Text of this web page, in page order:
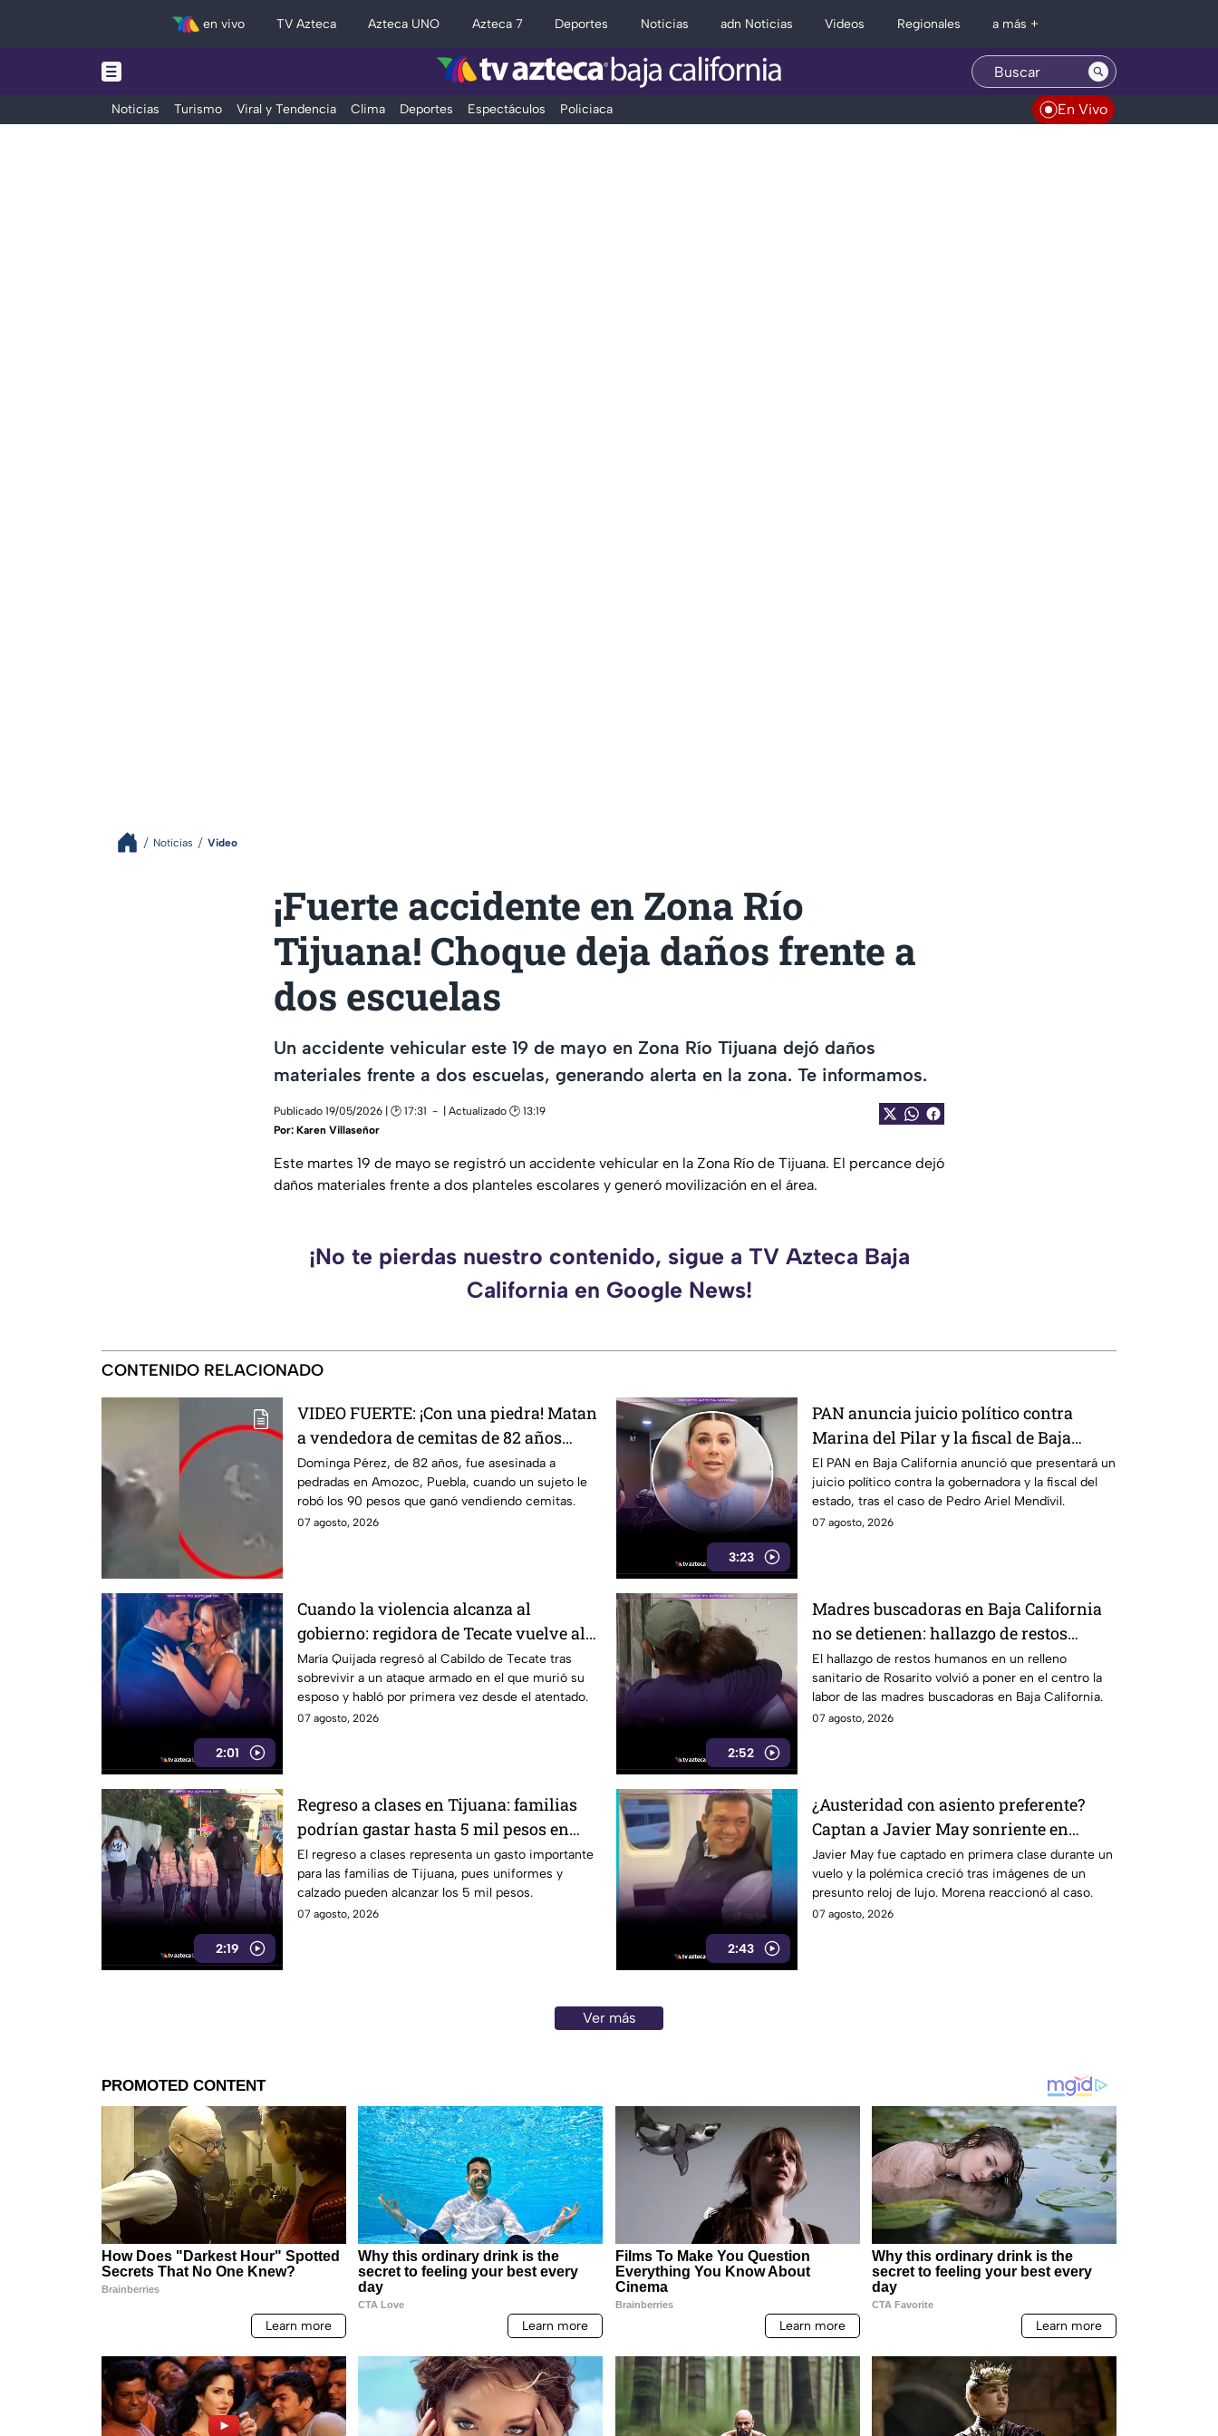
en vivo TV Azteca Azteca UNO Azteca 7 Deportes Noticias adn Noticias Videos Regionales a más +
Noticias Turismo Viral y Tendencia Clima Deportes Espectáculos Policiaca En Vivo
Noticias Video
¡Fuerte accidente en Zona Río
Tijuana! Choque deja daños frente a
dos escuelas
Un accidente vehicular este 19 de mayo en Zona Río Tijuana dejó daños
materiales frente a dos escuelas, generando alerta en la zona. Te informamos.
Publicado 19/05/2026 | 🕑 17:31
| Actualizado 🕑 13:19
Por: Karen Villaseñor
Este martes 19 de mayo se registró un accidente vehicular en la Zona Río de Tijuana. El percance dejó
daños materiales frente a dos planteles escolares y generó movilización en el área.
¡No te pierdas nuestro contenido, sigue a TV Azteca Baja
California en Google News!
CONTENIDO RELACIONADO
VIDEO FUERTE: ¡Con una piedra! Matan
a vendedora de cemitas de 82 años
mientras iba a su casa
Dominga Pérez, de 82 años, fue asesinada a
pedradas en Amozoc, Puebla, cuando un sujeto le
robó los 90 pesos que ganó vendiendo cemitas.
07 agosto, 2026
3:23
PAN anuncia juicio político contra
Marina del Pilar y la fiscal de Baja
California
El PAN en Baja California anunció que presentará un
juicio político contra la gobernadora y la fiscal del
estado, tras el caso de Pedro Ariel Mendívil.
07 agosto, 2026
2:01
Cuando la violencia alcanza al
gobierno: regidora de Tecate vuelve al
Cabildo tras sobrevivir a un ataque
armado
María Quijada regresó al Cabildo de Tecate tras
sobrevivir a un ataque armado en el que murió su
esposo y habló por primera vez desde el atentado.
07 agosto, 2026
2:52
Madres buscadoras en Baja California
no se detienen: hallazgo de restos
humanos reaviva la preocupación
El hallazgo de restos humanos en un relleno
sanitario de Rosarito volvió a poner en el centro la
labor de las madres buscadoras en Baja California.
07 agosto, 2026
2:19
Regreso a clases en Tijuana: familias
podrían gastar hasta 5 mil pesos en
uniformes y calzado
El regreso a clases representa un gasto importante
para las familias de Tijuana, pues uniformes y
calzado pueden alcanzar los 5 mil pesos.
07 agosto, 2026
2:43
¿Austeridad con asiento preferente?
Captan a Javier May sonriente en
primera clase y Morena le “jala las
orejas”
Javier May fue captado en primera clase durante un
vuelo y la polémica creció tras imágenes de un
presunto reloj de lujo. Morena reaccionó al caso.
07 agosto, 2026
Ver más